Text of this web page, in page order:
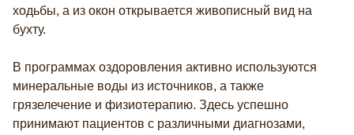
ходьбы, а из окон открывается живописный вид на
бухту.
В программах оздоровления активно используются
минеральные воды из источников, а также
грязелечение и физиотерапию. Здесь успешно
принимают пациентов с различными диагнозами,